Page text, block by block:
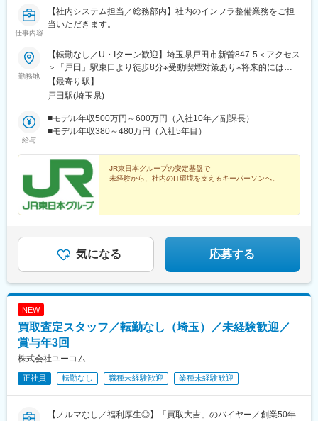
仕事内容
【社内システム担当／総務部内】社内のインフラ整備業務をご担
当いただきます。
勤務地
【転勤なし／U・Iターン歓迎】埼玉県戸田市新曽847-5＜アクセス
＞「戸田」駅東口より徒歩8分※受動喫煙対策あり※将来的には、
キャリアアップに伴い転勤が発生する場合があります。その際も
ご相談させていただきます（希望に合わない転勤はありません）
【最寄り駅】
戸田駅(埼玉県)
給与
■モデル年収500万円～600万円（入社10年／副課長）
■モデル年収380～480万円（入社5年目）
JR東日本グループの安定基盤で
未経験から、社内のIT環境を支えるキーパーソンへ。
気になる 応募する
NEW
買取査定スタッフ／転勤なし（埼玉）／未経験歓迎／
賞与年3回
株式会社ユーコム
正社員 転勤なし 職種未経験歓迎 業種未経験歓迎
【ノルマなし／福利厚生◎】「買取大吉」のバイヤー／創業50年